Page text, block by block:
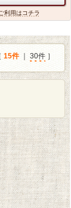
利用はコチラ
15件｜ 30件 ］